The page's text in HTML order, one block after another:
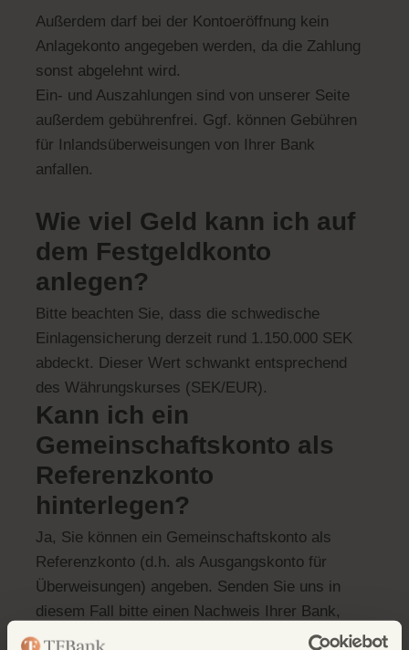
Außerdem darf bei der Kontoeröffnung kein
Anlagekonto angegeben werden, da die Zahlung
sonst abgelehnt wird.
Ein- und Auszahlungen sind von unserer Seite
außerdem gebührenfrei. Ggf. können Gebühren
für Inlandsüberweisungen von Ihrer Bank
anfallen.
Wie viel Geld kann ich auf
dem Festgeldkonto
anlegen?
Bitte beachten Sie, dass die schwedische
Einlagensicherung derzeit rund 1.150.000 SEK
abdeckt. Dieser Wert schwankt entsprechend
des Währungskurses (SEK/EUR).
Kann ich ein
Gemeinschaftskonto als
Referenzkonto
hinterlegen?
Ja, Sie können ein Gemeinschaftskonto als
Referenzkonto (d.h. als Ausgangskonto für
Überweisungen) angeben. Senden Sie uns in
diesem Fall bitte einen Nachweis Ihrer Bank,
sowie welchen Personen das